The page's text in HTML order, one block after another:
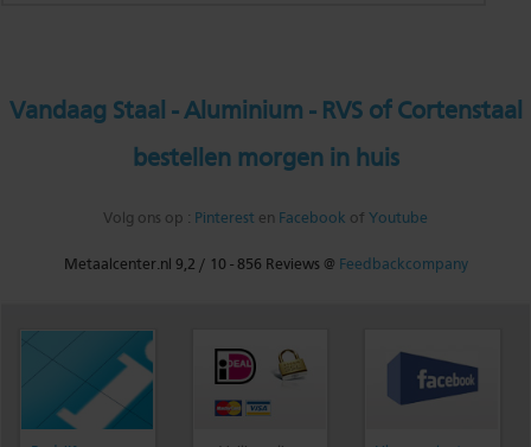
Vandaag Staal - Aluminium - RVS of Cortenstaal
bestellen morgen in huis
Volg ons op : Pinterest en Facebook of Youtube
Metaalcenter.nl 9,2 / 10 -856 Reviews @ Feedbackcompany